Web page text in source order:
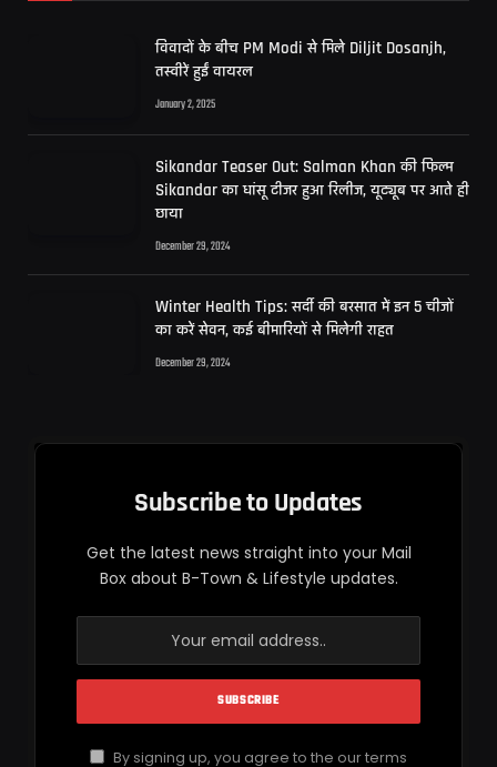
विवादों के बीच PM Modi से मिले Diljit Dosanjh,
तस्वीरें हुईं वायरल
January 2, 2025
Sikandar Teaser Out: Salman Khan की फिल्म
Sikandar का धांसू टीजर हुआ रिलीज, यूट्यूब पर आते ही
छाया
December 29, 2024
Winter Health Tips: सर्दी की बरसात में इन 5 चीजों
का करें सेवन, कई बीमारियों से मिलेगी राहत
December 29, 2024
Subscribe to Updates
Get the latest news straight into your Mail
Box about B-Town & Lifestyle updates.
By signing up, you agree to the our terms